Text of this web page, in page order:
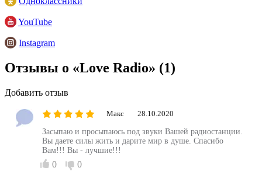
YouTube
Instagram
Отзывы о «Love Radio» (1)
Добавить отзыв
Макс 28.10.2020
Засыпаю и просыпаюсь под звуки Вашей радиостанции.
Вы даете силы жить и дарите мир в душе. Спасибо
Вам!!! Вы - лучшие!!!
0 0